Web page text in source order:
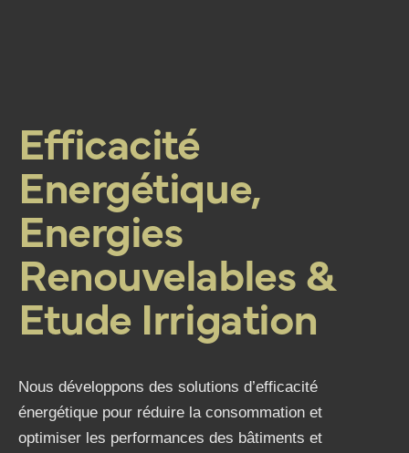
Efficacité
Energétique,
Energies
Renouvelables &
Etude Irrigation
Nous développons des solutions d’efficacité
énergétique pour réduire la consommation et
optimiser les performances des bâtiments et